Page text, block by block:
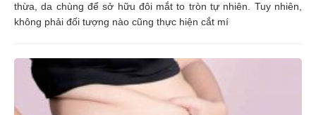
thừa, da chùng để sở hữu đôi mắt to tròn tự nhiên. Tuy nhiên,
không phải đối tượng nào cũng thực hiện cắt mí